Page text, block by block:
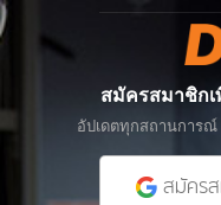
สมัครสมาชิกเ
อัปเดตทุกสถานการ
สมัคร